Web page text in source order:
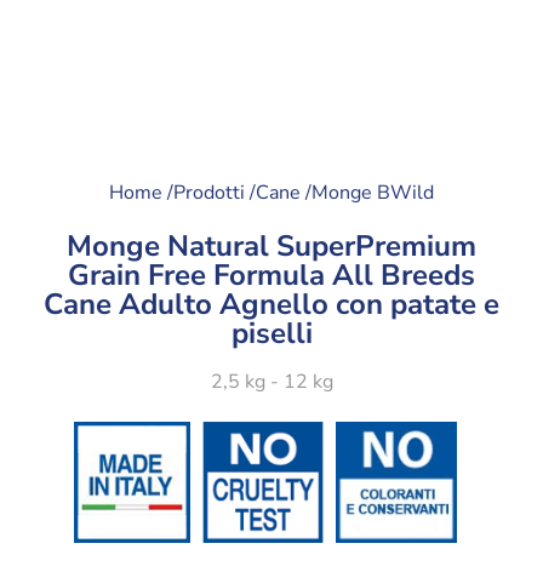
Home /Prodotti /Cane /Monge BWild
Monge Natural SuperPremium
Grain Free Formula All Breeds
Cane Adulto Agnello con patate e
piselli
2,5 kg - 12 kg